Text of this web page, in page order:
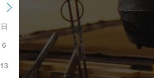
日
6
13